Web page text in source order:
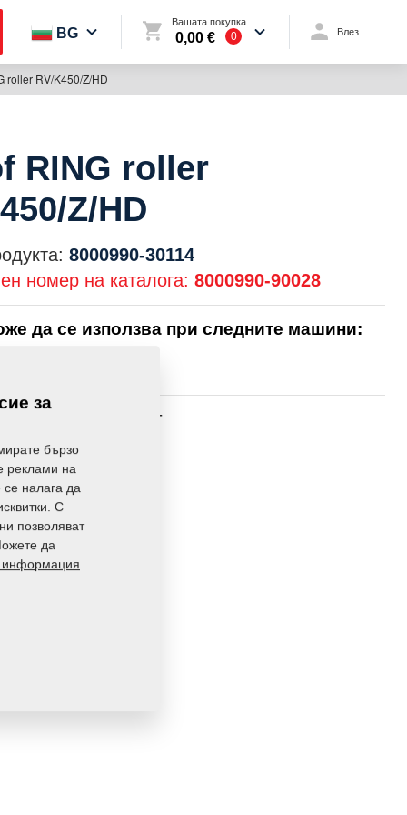
BG
Вашата покупка
0,00 € 0 Влез
roller RV/K450/Z/HD
RING roller
Z/HD
8000990-30114
номер на каталога: 8000990-90028
да се използва при следните машини:
626,5650 Кг
за
бързо
реклами на
се налага да
С
позволяват
да
информация